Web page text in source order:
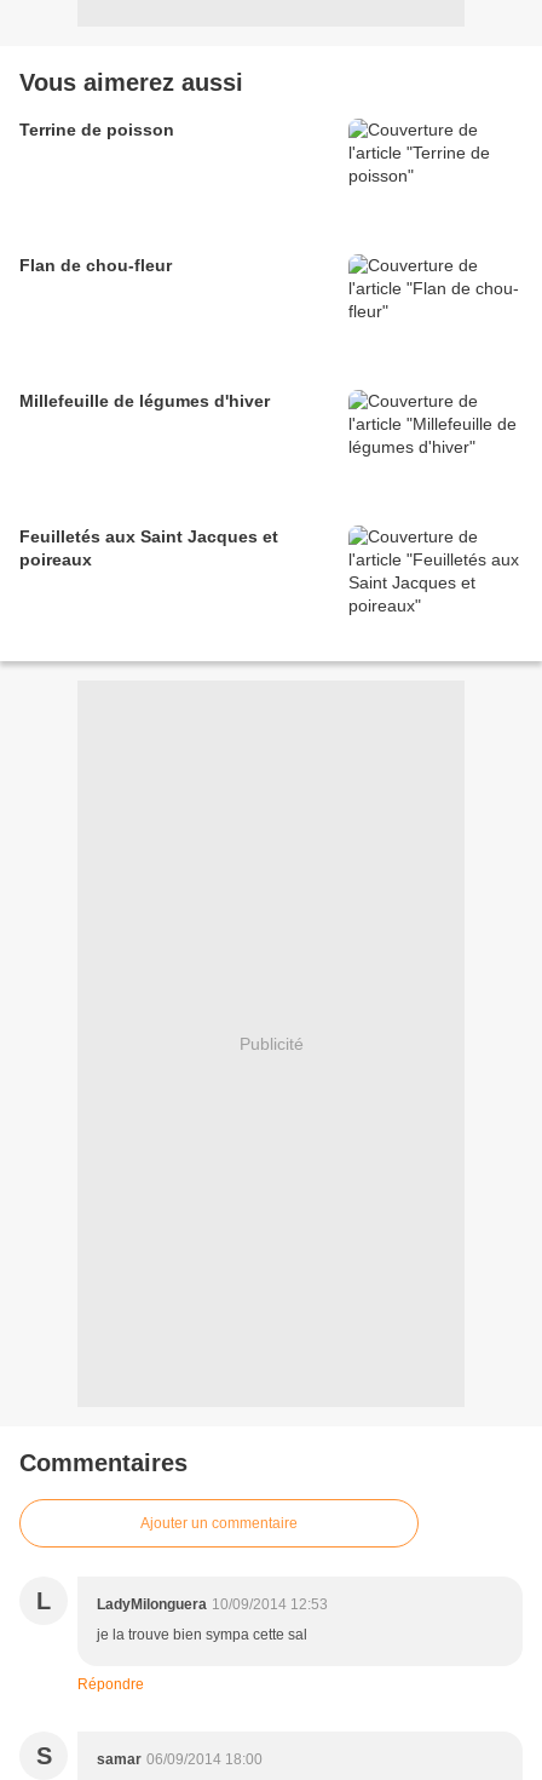
Vous aimerez aussi
Terrine de poisson
Flan de chou-fleur
Millefeuille de légumes d'hiver
Feuilletés aux Saint Jacques et
poireaux
Publicité
Commentaires
Ajouter un commentaire
L LadyMilonguera 10/09/2014 12:53
je la trouve bien sympa cette sal
Répondre
S samar 06/09/2014 18:00